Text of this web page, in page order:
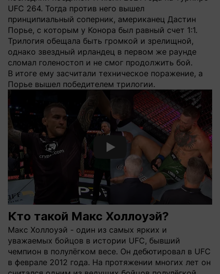
UFC 264. Тогда против него вышел
принципиальный соперник, американец Дастин
Порье, с которым у Конора был равный счет 1:1.
Трилогия обещала быть громкой и зрелищной,
однако звездный ирландец в первом же раунде
сломал голеностоп и не смог продолжить бой.
В итоге ему засчитали техническое поражение, а
Порье вышел победителем трилогии.
Смотреть видео YouTube
Кто такой Макс Холлоуэй?
Макс Холлоуэй - один из самых ярких и
уважаемых бойцов в истории UFC, бывший
чемпион в полулёгком весе. Он дебютировал в UFC
в феврале 2012 года. На протяжении многих лет он